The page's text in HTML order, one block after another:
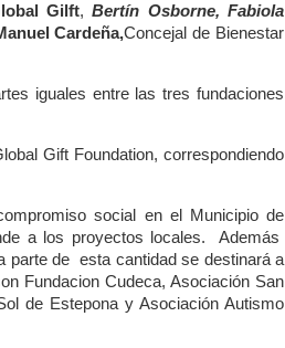
Gilft,Bertín Osborne, Fabiola
Cardeña,Concejal de Bienestar
iguales entre las tres fundaciones
Gift Foundation, correspondiendo
social en el Municipio de
a los proyectos locales. Además
parte de esta cantidad se destinará a
Fundacion Cudeca, Asociación San
de Estepona y Asociación Autismo